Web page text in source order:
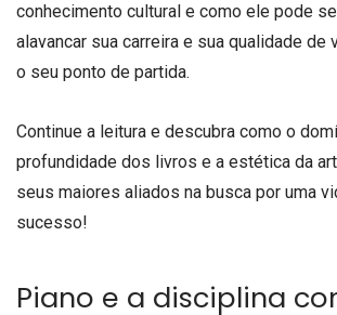
conhecimento cultural e como ele pode
alavancar sua carreira e sua qualidade de
o seu ponto de partida.
Continue a leitura e descubra como o
profundidade dos livros e a estética da
seus maiores aliados na busca por uma
sucesso!
Piano e a disciplina